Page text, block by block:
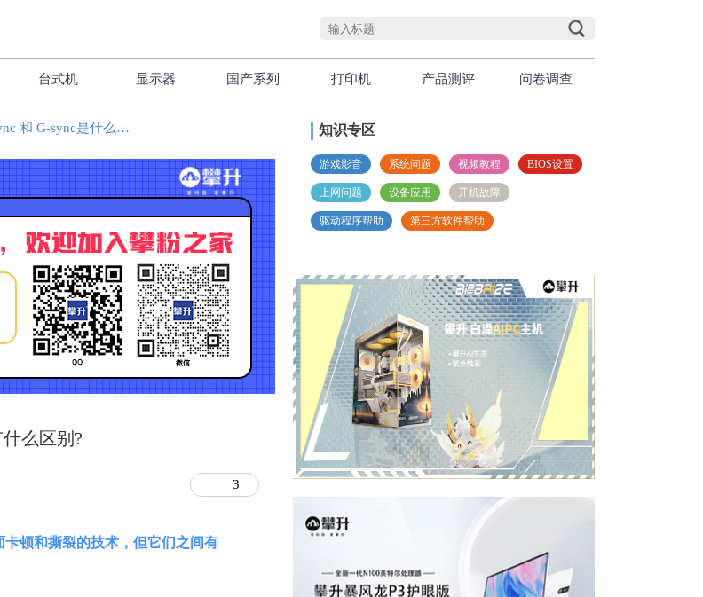
台式机 显示器 国产系列 打印机 产品测评 问卷调查
Freesync、adaptive-sync 和 G-sync是什么？有什么区别?
什么区别?
3
卡顿和撕裂的技术，但它们之间有
知识专区
游戏影音 系统问题 视频教程 BIOS设置
上网问题 设备应用 开机故障
驱动程序帮助 第三方软件帮助